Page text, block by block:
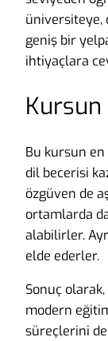
üniversiteye,
geniş bir
ihtiyaçlara
Kursun
Bu kursun en
dil becerisi
özgüven de
ortamlarda
alabilirler.
elde ederler.
Sonuç
modern
süreçlerini